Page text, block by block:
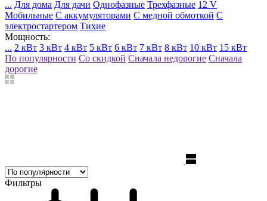
... Для дома Для дачи Однофазные Трехфазные 12 V
Мобильные С аккумуляторами С медной обмоткой С
электростартером Тихие
Мощность:
... 2 кВт 3 кВт 4 кВт 5 кВт 6 кВт 7 кВт 8 кВт 10 кВт 15 кВт
По популярности Со скидкой Сначала недорогие Сначала
дорогие
Фильтры